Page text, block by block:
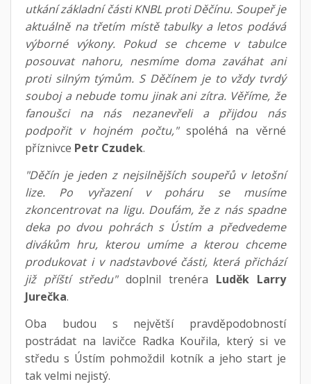
utkání základní části KNBL proti Děčínu. Soupeř je
aktuálně na třetím místě tabulky a letos podává
výborné výkony. Pokud se chceme v tabulce
posouvat nahoru, nesmíme doma zaváhat ani
proti silným týmům. S Děčínem je to vždy tvrdý
souboj a nebude tomu jinak ani zítra. Věříme, že
fanoušci na nás nezanevřeli a přijdou nás
podpořit v hojném počtu,"spoléhá na věrné
příznivce Petr Czudek.
"Děčín je jeden z nejsilnějších soupeřů v letošní
lize. Po vyřazení v poháru se musíme
zkoncentrovat na ligu. Doufám, že z nás spadne
deka po dvou pohrách s Ústím a předvedeme
divákům hru, kterou umíme a kterou chceme
produkovat i v nadstavbové části, která přichází
již příští středu"doplnil trenéra Luděk Larry
Jurečka.
Oba budou s největší pravděpodobností
postrádat na lavičce Radka Kouřila, který si ve
středu s Ústím pohmoždil kotník a jeho start je
tak velmi nejistý.